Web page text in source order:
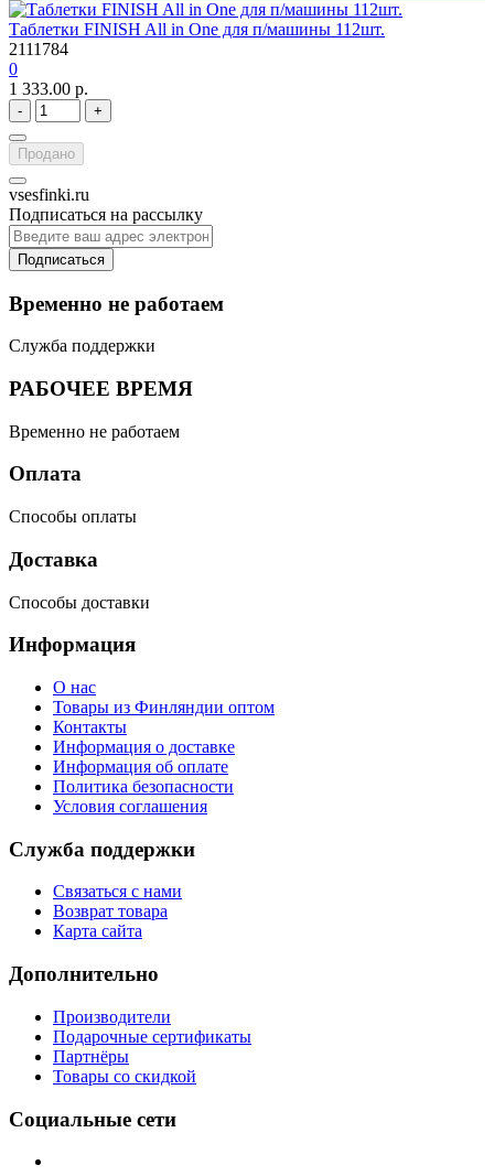
Таблетки FINISH All in One для п/машины 112шт.
2111784
0
1 333.00 р.
- +
Продано
vsesfinki.ru
Подписаться на рассылку
Подписаться
Временно не работаем
Служба поддержки
РАБОЧЕЕ ВРЕМЯ
Временно не работаем
Оплата
Способы оплаты
Доставка
Способы доставки
Информация
О нас
Товары из Финляндии оптом
Контакты
Информация о доставке
Информация об оплате
Политика безопасности
Условия соглашения
Служба поддержки
Связаться с нами
Возврат товара
Карта сайта
Дополнительно
Производители
Подарочные сертификаты
Партнёры
Товары со скидкой
Социальные сети